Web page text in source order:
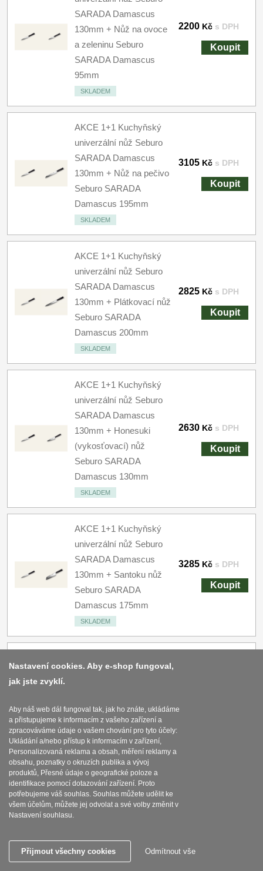
SARADA Damascus
130mm + Nůž na ovoce
a zeleninu Seburo
SARADA Damascus
95mm
SKLADEM
2200 Kč s DPH
Koupit
AKCE 1+1 Kuchyňský
univerzální nůž Seburo
SARADA Damascus
130mm + Nůž na pečivo
Seburo SARADA
Damascus 195mm
SKLADEM
3105 Kč s DPH
Koupit
AKCE 1+1 Kuchyňský
univerzální nůž Seburo
SARADA Damascus
130mm + Plátkovací nůž
Seburo SARADA
Damascus 200mm
SKLADEM
2825 Kč s DPH
Koupit
AKCE 1+1 Kuchyňský
univerzální nůž Seburo
SARADA Damascus
130mm + Honesuki
(vykosťovací) nůž
Seburo SARADA
Damascus 130mm
SKLADEM
2630 Kč s DPH
Koupit
AKCE 1+1 Kuchyňský
univerzální nůž Seburo
SARADA Damascus
130mm + Santoku nůž
Seburo SARADA
Damascus 175mm
SKLADEM
3285 Kč s DPH
Koupit
univerzální nůž Seburo
(mistr-šéf, santoku) nůž
Seburo SARADA
Damascus 180mm
SKLADEM
AKCE 1+1 Kuchyňský
130mm + Nakiri nůž
Seburo SARADA
Nastavení cookies. Aby e-shop fungoval,
jak jste zvyklí.
Aby náš web dál fungoval tak, jak ho znáte, ukládáme
a přistupujeme k informacím z vašeho zařízení a
zpracováváme údaje o vašem chování pro tyto účely:
Ukládání a/nebo přístup k informacím v zařízení,
Personalizovaná reklama a obsah, měření reklamy a
obsahu, poznatky o okruzích publika a vývoj
produktů, Přesné údaje o geografické poloze a
identifikace pomocí dotazování zařízení. Proto
potřebujeme váš souhlas. Souhlas můžete udělit ke
všem účelům, můžete jej odvolat a své volby změnit v
Nastavení souhlasu.
Přijmout všechny cookies Odmítnout vše